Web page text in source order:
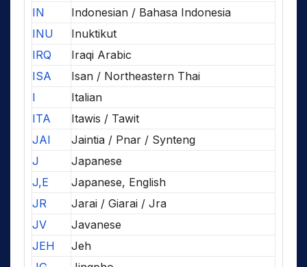
IN
Indonesian / Bahasa Indonesia
INU
Inuktikut
IRQ
Iraqi Arabic
ISA
Isan / Northeastern Thai
I
Italian
ITA
Itawis / Tawit
JAI
Jaintia / Pnar / Synteng
J
Japanese
J,E
Japanese, English
JR
Jarai / Giarai / Jra
JV
Javanese
JEH
Jeh